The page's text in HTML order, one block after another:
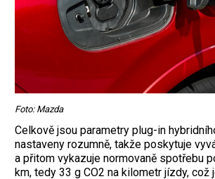
Foto: Mazda
Celkově jsou parametry plug-in
nastaveny rozumně, takže poskytuje
a přitom vykazuje normovaně spotřebu
km, tedy 33 g CO2 na kilometr jízdy, což